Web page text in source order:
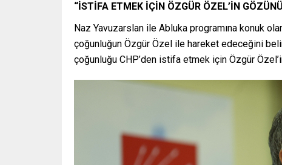
“İSTİFA ETMEK İÇİN ÖZGÜR ÖZEL’İN
Naz Yavuzarslan ile Abluka programına konuk
çoğunluğun Özgür Özel ile hareket edeceğini
çoğunluğu CHP’den istifa etmek için Özgür